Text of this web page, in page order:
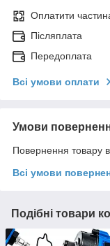
Оплатити
Післяплата
Передоплата
Всі умови оплати
Умови
Повернення товару
Всі умови
Подібні товари